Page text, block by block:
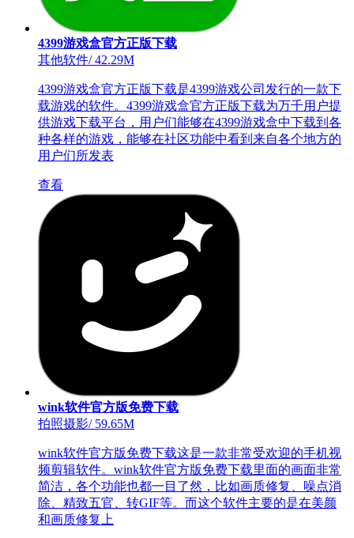
4399游戏盒官方正版下载
其他软件/42.29M
4399游戏盒官方正版下载是4399游戏公司发行的一款下
载游戏的软件。4399游戏盒官方正版下载为万千用户提
供游戏下载平台，用户们能够在4399游戏盒中下载到各
种各样的游戏，能够在社区功能中看到来自各个地方的
用户们所发表
查看
wink软件官方版免费下载
拍照摄影/59.65M
wink软件官方版免费下载这是一款非常受欢迎的手机视
频剪辑软件。wink软件官方版免费下载里面的画面非常
简洁，各个功能也都一目了然，比如画质修复、噪点消
除、精致五官、转GIF等。而这个软件主要的是在美颜
和画质修复上